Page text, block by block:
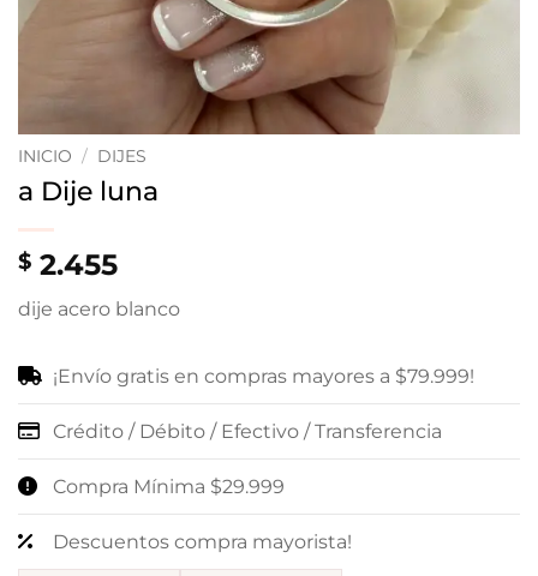
INICIO / DIJES
a Dije luna
$ 2.455
dije acero blanco
¡Envío gratis en compras mayores a $79.999!
Crédito / Débito / Efectivo / Transferencia
Compra Mínima $29.999
Descuentos compra mayorista!